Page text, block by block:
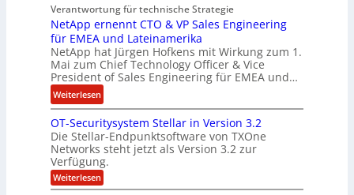
e
i
n
e
L
ö
s
u
n
g
i
r
d
F
i
n
a
n
z
c
h
n
g
n
e
e
r
i
n
g
-
S
p
Verantwortung für technische Strategie
NetApp ernennt CTO & VP Sales Engineering
für EMEA und Lateinamerika
NetApp hat Jürgen Hofkens mit Wirkung zum 1.
Mai zum Chief Technology Officer & Vice
President of Sales Engineering für EMEA und…
Weiterlesen:
N
e
t
A
p
p
OT-Securitysystem Stellar in Version 3.2
Die Stellar-Endpunktsoftware von TXOne
Networks steht jetzt als Version 3.2 zur
Verfügung.
Weiterlesen:
O